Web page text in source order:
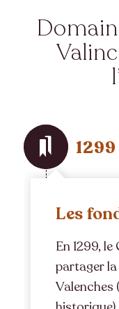
1299
Les
En 1299,
partager
Valenches